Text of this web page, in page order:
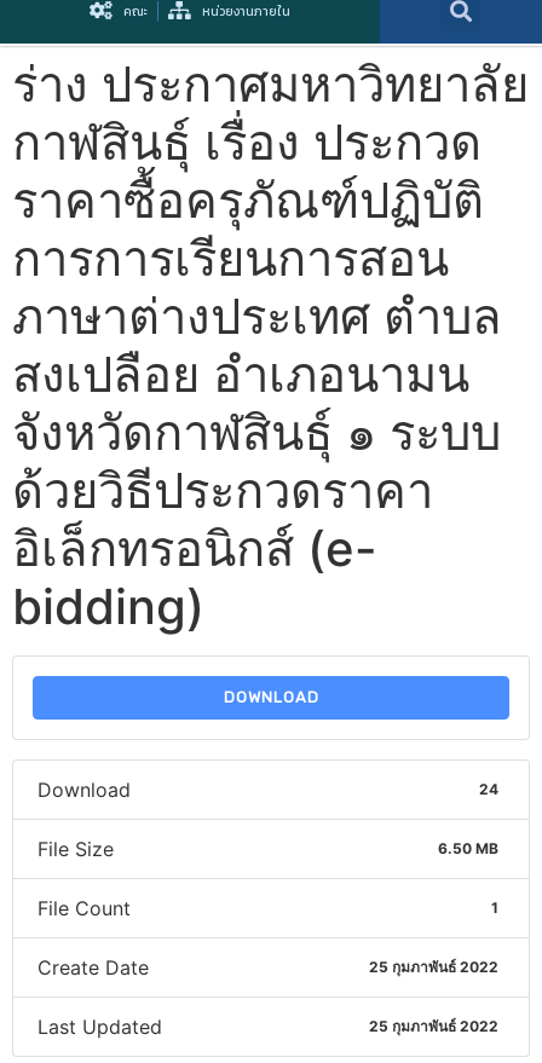
คณะ หน่วยงานภายใน
ร่าง ประกาศมหาวิทยาลัย
กาฬสินธุ์ เรื่อง ประกวด
ราคาซื้อครุภัณฑ์ปฏิบัติ
การการเรียนการสอน
ภาษาต่างประเทศ ตำบล
สงเปลือย อำเภอนามน
จังหวัดกาฬสินธุ์ ๑ ระบบ
ด้วยวิธีประกวดราคา
อิเล็กทรอนิกส์ (e-
bidding)
DOWNLOAD
Download 24
File Size 6.50 MB
File Count 1
Create Date 25 กุมภาพันธ์ 2022
Last Updated 25 กุมภาพันธ์ 2022